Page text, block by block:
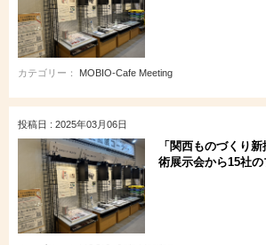
カテゴリー： MOBIO-Cafe Meeting
投稿日 : 2025年03月06日
「関西ものづくり
術展示会から15社の